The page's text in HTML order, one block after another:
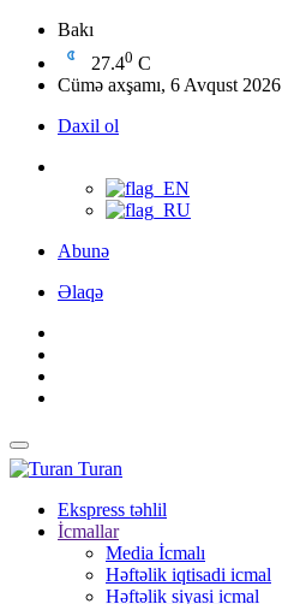
Bakı
27.40 C
Cümə axşamı, 6 Avqust 2026
Daxil ol
Abunə
Əlaqə
Turan
Ekspress təhlil
İcmallar
Media İcmalı
Həftəlik iqtisadi icmal
Həftəlik siyasi icmal